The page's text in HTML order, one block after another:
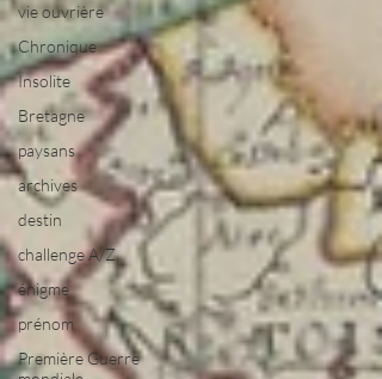
vie ouvrière
Chronique
Insolite
Bretagne
paysans
archives
destin
challenge A/Z
énigme
prénom
Première Guerre